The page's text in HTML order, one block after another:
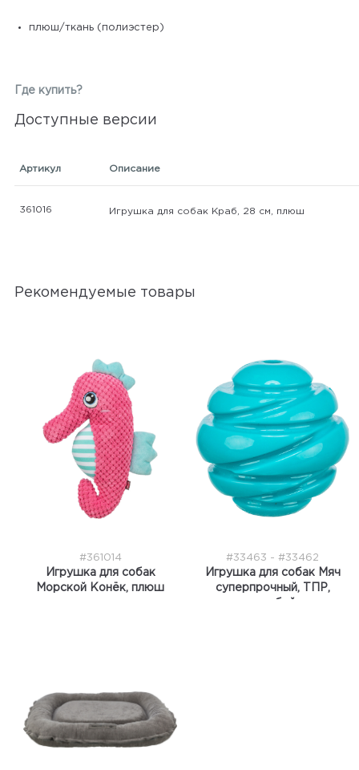
плюш/ткань (полиэстер)
Где купить?
Доступные версии
Артикул Описание
361016 Игрушка для собак Краб, 28 см, плюш
Рекомендуемые товары
#361014
Игрушка для собак
Морской Конёк, плюш
#33463 - #33462
Игрушка для собак Мяч
суперпрочный, ТПР,